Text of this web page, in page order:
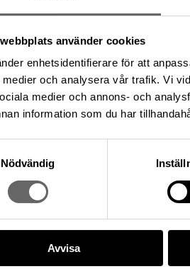
använder cookies
enhetsidentifierare för att
och analysera vår trafik. Vi
medier och annons- och
information som du har
Nödvändig
Avvisa
sida är fri att använda enligt licensen
historiska museer.